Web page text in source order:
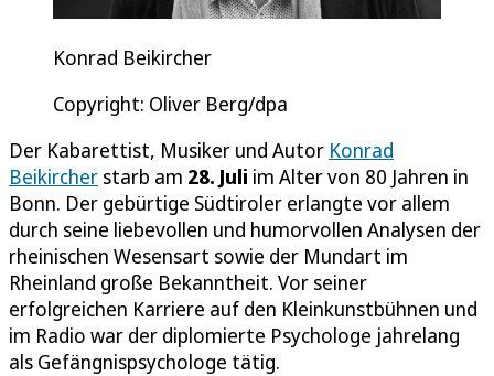
Konrad Beikircher
Copyright: Oliver Berg/dpa
Der Kabarettist, Musiker und Autor Konrad
Beikircher starb am 28. Juli im Alter von 80 Jahren in
Bonn. Der gebürtige Südtiroler erlangte vor allem
durch seine liebevollen und humorvollen Analysen der
rheinischen Wesensart sowie der Mundart im
Rheinland große Bekanntheit. Vor seiner
erfolgreichen Karriere auf den Kleinkunstbühnen und
im Radio war der diplomierte Psychologe jahrelang
als Gefängnispsychologe tätig.